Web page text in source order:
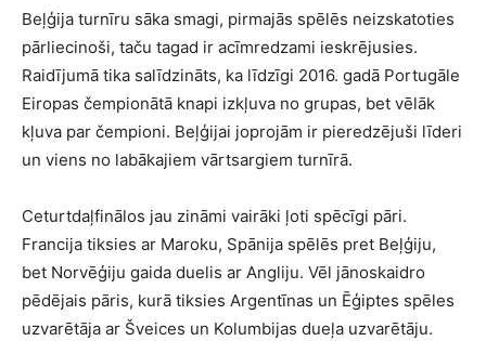
Beļģija turnīru sāka smagi, pirmajās spēlēs neizskatoties
pārliecinoši, taču tagad ir acīmredzami ieskrējusies.
Raidījumā tika salīdzināts, ka līdzīgi 2016. gadā Portugāle
Eiropas čempionātā knapi izkļuva no grupas, bet vēlāk
kļuva par čempioni. Beļģijai joprojām ir pieredzējuši līderi
un viens no labākajiem vārtsargiem turnīrā.
Ceturtdaļfinālos jau zināmi vairāki ļoti spēcīgi pāri.
Francija tiksies ar Maroku, Spānija spēlēs pret Beļģiju,
bet Norvēģiju gaida duelis ar Angliju. Vēl jānoskaidro
pēdējais pāris, kurā tiksies Argentīnas un Ēģiptes spēles
uzvarētāja ar Šveices un Kolumbijas dueļa uzvarētāju.